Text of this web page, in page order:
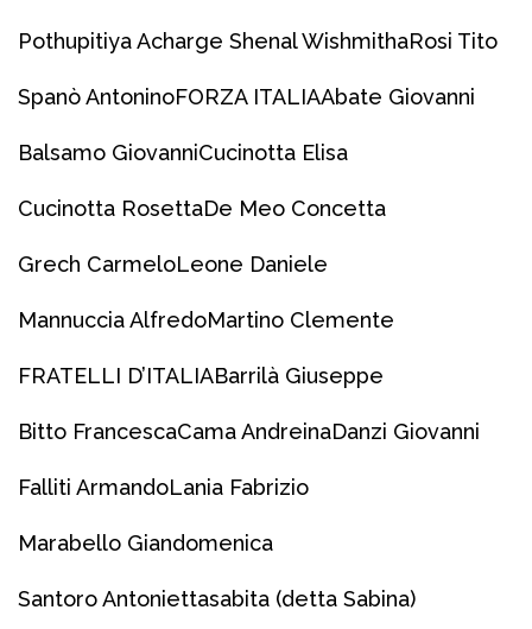
Pothupitiya Acharge Shenal WishmithaRosi Tito
Spanò AntoninoFORZA ITALIAAbate Giovanni
Balsamo GiovanniCucinotta Elisa
Cucinotta RosettaDe Meo Concetta
Grech CarmeloLeone Daniele
Mannuccia AlfredoMartino Clemente
FRATELLI D’ITALIABarrilà Giuseppe
Bitto FrancescaCama AndreinaDanzi Giovanni
Falliti ArmandoLania Fabrizio
Marabello Giandomenica
Santoro Antoniettasabita (detta Sabina)